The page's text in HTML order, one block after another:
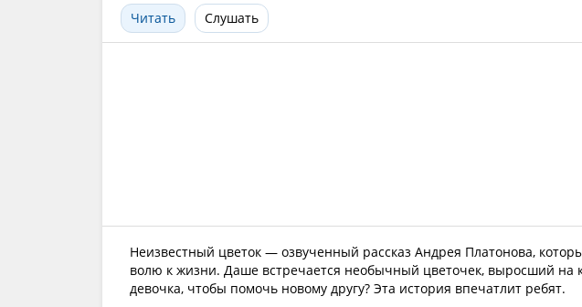
Читать Слушать
Неизвестный цветок — озвученный рассказ Андрея Платонова,
волю к жизни. Даше встречается необычный цветочек, выросший на
девочка, чтобы помочь новому другу? Эта история впечатлит ребят.